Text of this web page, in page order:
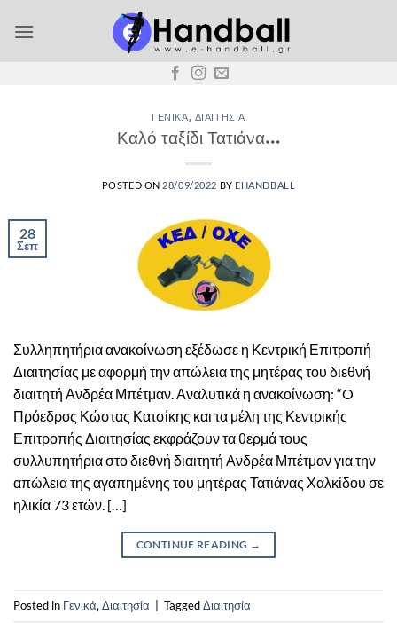
στο
ΓΕΝΙΚΆ, ΔΙΑΙΤΗΣΊΑ
Καλό ταξίδι Τατιάνα…
POSTED ON 28/09/2022 BY EHANDBALL
28
Σεπ
Συλληπητήρια ανακοίνωση εξέδωσε η Κεντρική Επιτροπή
Διαιτησίας με αφορμή την απώλεια της μητέρας του διεθνή
διαιτητή Ανδρέα Μπέτμαν. Αναλυτικά η ανακοίνωση: “O
Πρόεδρος Κώστας Κατσίκης και τα μέλη της Κεντρικής
Επιτροπής Διαιτησίας εκφράζουν τα θερμά τους
συλλυπητήρια στο διεθνή διαιτητή Ανδρέα Μπέτμαν για την
απώλεια της αγαπημένης του μητέρας Τατιάνας Χαλκίδου σε
ηλικία 73 ετών. […]
CONTINUE READING →
Posted in Γενικά, Διαιτησία TaggedΔιαιτησία